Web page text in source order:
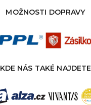
MOŽNOSTI DOPRAVY
KDE NÁS TAKÉ NAJDETE